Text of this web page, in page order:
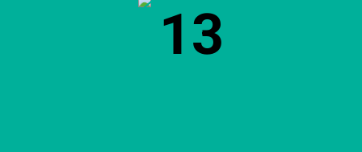
13